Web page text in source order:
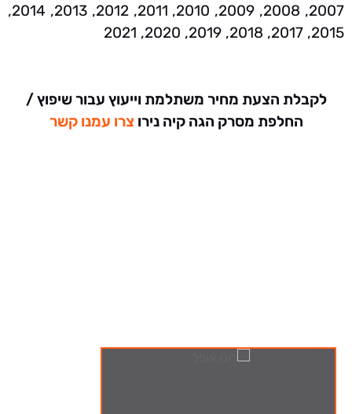
2007, 2008, 2009, 2010, 2011, 2012, 2013, 2014,
2015, 2017, 2018, 2019, 2020, 2021
לקבלת הצעת מחיר משתלמת וייעוץ עבור שיפוץ /
החלפת מסרק הגה קיה נירו צרו עמנו קשר